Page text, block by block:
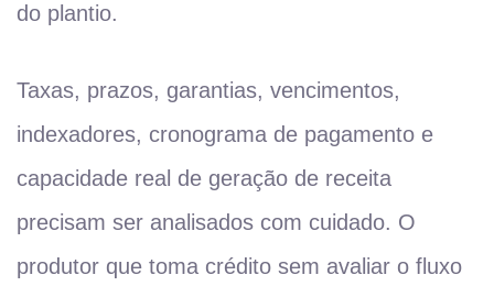
do plantio.
Taxas, prazos, garantias, vencimentos,
indexadores, cronograma de pagamento e
capacidade real de geração de receita
precisam ser analisados com cuidado. O
produtor que toma crédito sem avaliar o fluxo